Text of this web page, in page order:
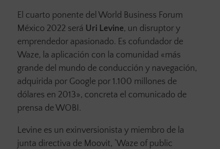
El cuarto ponente del World Business Forum
México 2022 será Uri Levine, un disruptor y
emprendedor apasionado. Es cofundador de
Waze, la aplicación con la comunidad «más
grande del mundo de conducción y navegación,
adquirida por Google por 1.100 millones de
dólares en 2013», concreta el comunicado de
prensa de WOBI.
Levine es un exinversionista y miembro de la
junta directiva de Moovit, ‘Waze of public